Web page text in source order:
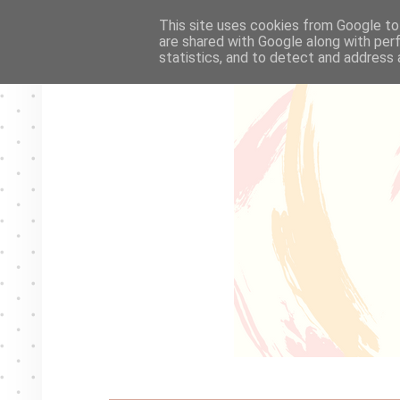
This site uses cookies from Google
are shared with Google along with
statistics, and to detect and address